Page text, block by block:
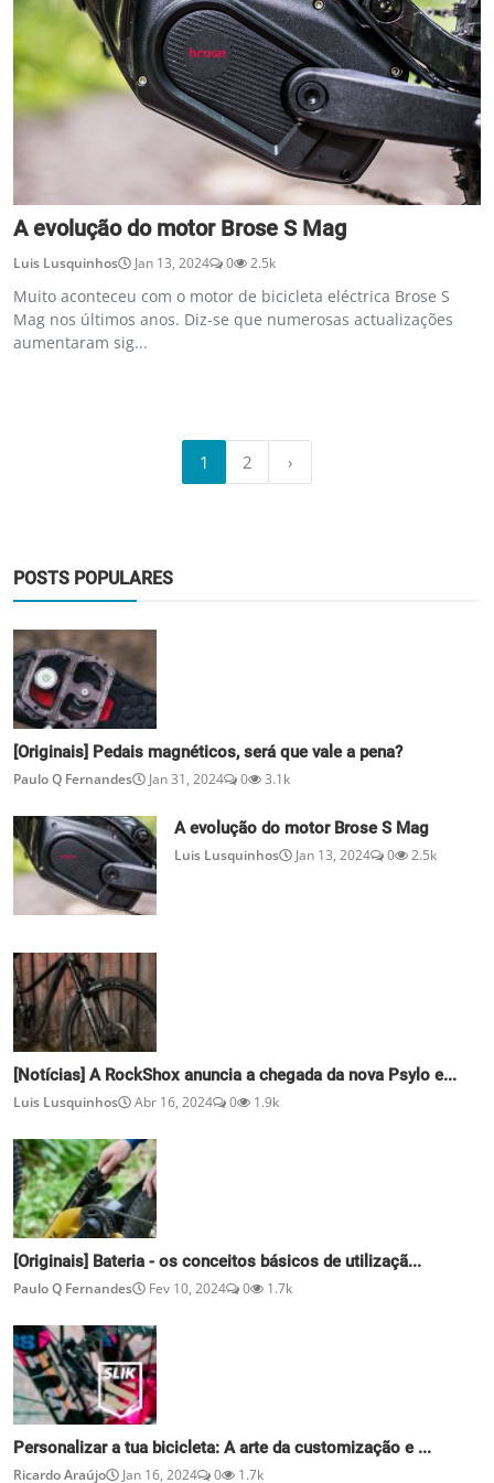
A evolução do motor Brose S Mag
Luis Lusquinhos Jan 13, 2024 0 2.5k
Muito aconteceu com o motor de bicicleta eléctrica Brose S
Mag nos últimos anos. Diz-se que numerosas actualizações
aumentaram sig...
1 2 ›
POSTS POPULARES
[Originais] Pedais magnéticos, será que vale a pena?
Paulo Q Fernandes Jan 31, 2024 0 3.1k
A evolução do motor Brose S Mag
Luis Lusquinhos Jan 13, 2024 0 2.5k
[Notícias] A RockShox anuncia a chegada da nova Psylo e...
Luis Lusquinhos Abr 16, 2024 0 1.9k
[Originais] Bateria - os conceitos básicos de utilizaçã...
Paulo Q Fernandes Fev 10, 2024 0 1.7k
Personalizar a tua bicicleta: A arte da customização e ...
Ricardo Araújo Jan 16, 2024 0 1.7k